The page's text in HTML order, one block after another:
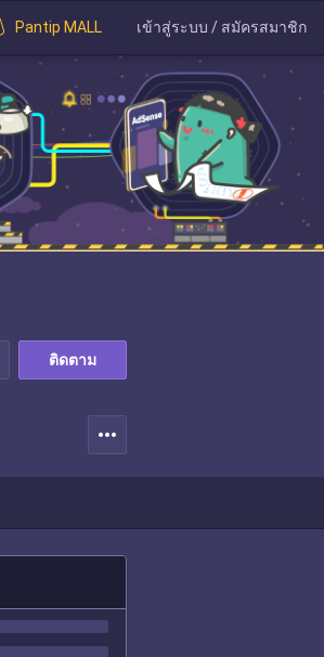
Pantip MALL เข้าสู่ระบบ / สมัครสมาชิก
ติดตาม
more_horiz